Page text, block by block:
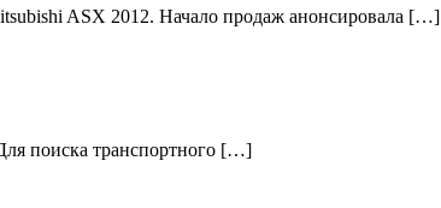
ASX 2012. Начало продаж анонсировала […]
поиска транспортного […]